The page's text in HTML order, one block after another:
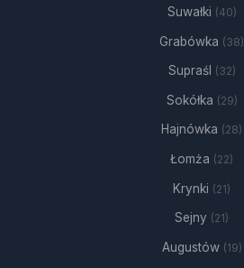
Suwałki (40)
Grabówka (38)
Supraśl (32)
Sokółka (29)
Hajnówka (28)
Łomża (22)
Krynki (21)
Sejny (21)
Augustów (19)